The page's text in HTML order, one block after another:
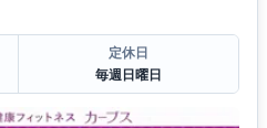
定休日
毎週日曜日